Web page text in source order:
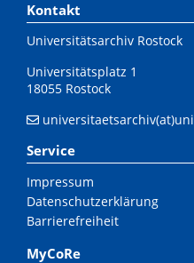
Kontakt
Universitätsarchiv Rostock
Universitätsplatz 1
18055 Rostock
Service
Impressum
Datenschutzerklärung
Barrierefreiheit
MyCoRe